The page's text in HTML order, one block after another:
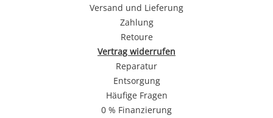
Versand und Lieferung
Zahlung
Retoure
Vertrag widerrufen
Reparatur
Entsorgung
Häufige Fragen
0 % Finanzierung